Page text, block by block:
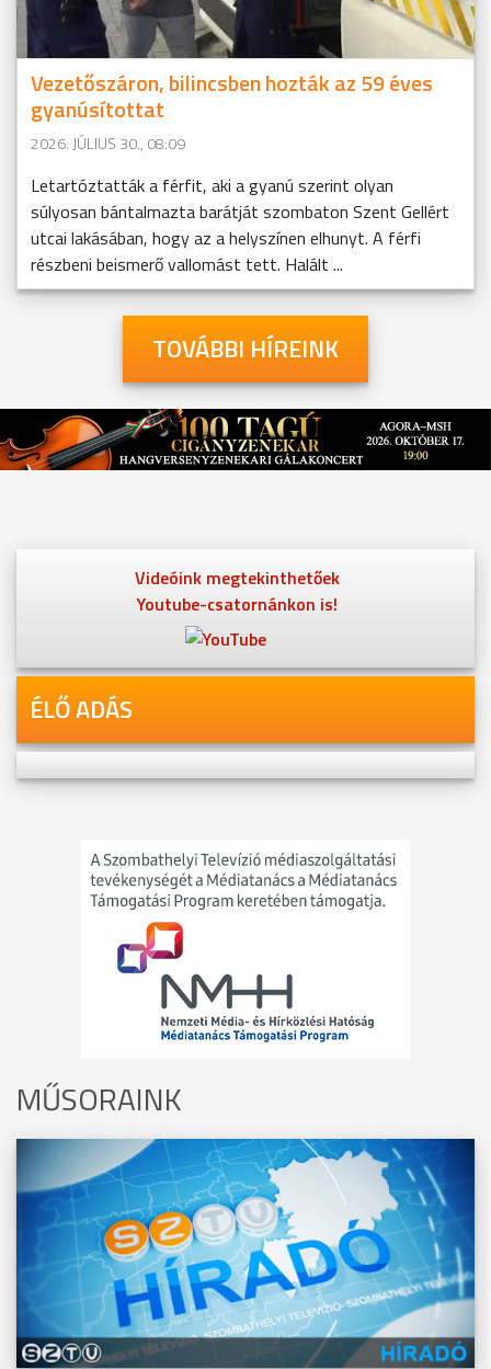
Vezetőszáron, bilincsben hozták az 59 éves
gyanúsítottat
2026. JÚLIUS 30., 08:09
Letartóztatták a férfit, aki a gyanú szerint olyan
súlyosan bántalmazta barátját szombaton Szent Gellért
utcai lakásában, hogy az a helyszínen elhunyt. A férfi
részbeni beismerő vallomást tett. Halált ...
TOVÁBBI HÍREINK
Videóink megtekinthetőek
Youtube-csatornánkon is!
ÉLŐ ADÁS
MŰSORAINK